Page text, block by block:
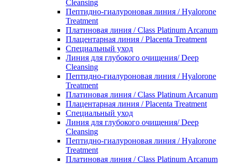
Cleansing
Пептидно-гиалуроновая линия / Hyalorone
Treatment
Платиновая линия / Class Platinum Arcanum
Плацентарная линия / Placenta Treatment
Специальный уход
Линия для глубокого очищения/ Deep
Cleansing
Пептидно-гиалуроновая линия / Hyalorone
Treatment
Платиновая линия / Class Platinum Arcanum
Плацентарная линия / Placenta Treatment
Специальный уход
Линия для глубокого очищения/ Deep
Cleansing
Пептидно-гиалуроновая линия / Hyalorone
Treatment
Платиновая линия / Class Platinum Arcanum